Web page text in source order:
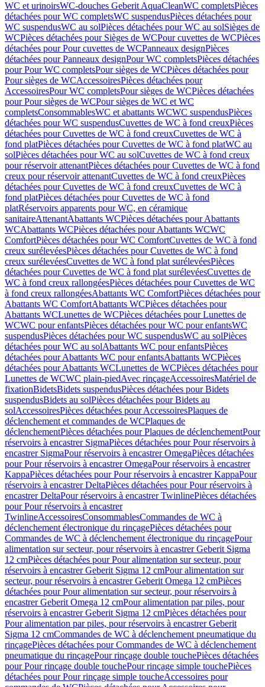
WC et urinoirsWC-douches Geberit AquaCleanWC completsPièces
détachées pour WC completsWC suspendusPièces détachées pour
WC suspendusWC au solPièces détachées pour WC au solSièges de
WCPièces détachées pour Sièges de WCPour cuvettes de WCPièces
détachées pour Pour cuvettes de WCPanneaux designPièces
détachées pour Panneaux designPour WC completsPièces détachées
pour Pour WC completsPour sièges de WCPièces détachées pour
Pour sièges de WCAccessoiresPièces détachées pour
AccessoiresPour WC completsPour sièges de WCPièces détachées
pour Pour sièges de WCPour sièges de WC et WC
completsConsommablesWC et abattants WCWC suspendusPièces
détachées pour WC suspendusCuvettes de WC à fond creuxPièces
détachées pour Cuvettes de WC à fond creuxCuvettes de WC à
fond platPièces détachées pour Cuvettes de WC à fond platWC au
solPièces détachées pour WC au solCuvettes de WC à fond creux
pour réservoir attenantPièces détachées pour Cuvettes de WC à fond
creux pour réservoir attenantCuvettes de WC à fond creuxPièces
détachées pour Cuvettes de WC à fond creuxCuvettes de WC à
fond platPièces détachées pour Cuvettes de WC à fond
platRéservoirs apparents pour WC, en céramique
sanitaireAttenantAbattants WCPièces détachées pour Abattants
WCAbattants WCPièces détachées pour Abattants WCWC
ComfortPièces détachées pour WC ComfortCuvettes de WC à fond
creux surélevéesPièces détachées pour Cuvettes de WC à fond
creux surélevéesCuvettes de WC à fond plat surélevéesPièces
détachées pour Cuvettes de WC à fond plat surélevéesCuvettes de
WC à fond creux rallongéesPièces détachées pour Cuvettes de WC
à fond creux rallongéesAbattants WC ComfortPièces détachées pour
Abattants WC ComfortAbattants WCPièces détachées pour
Abattants WCLunettes de WCPièces détachées pour Lunettes de
WCWC pour enfantsPièces détachées pour WC pour enfantsWC
suspendusPièces détachées pour WC suspendusWC au solPièces
détachées pour WC au solAbattants WC pour enfantsPièces
détachées pour Abattants WC pour enfantsAbattants WCPièces
détachées pour Abattants WCLunettes de WCPièces détachées pour
Lunettes de WCWC plain-piedAvec rinçageAccessoiresMatériel de
fixationBidetsBidets suspendusPièces détachées pour Bidets
suspendusBidets au solPièces détachées pour Bidets au
solAccessoiresPièces détachées pour AccessoiresPlaques de
déclenchement et commandes de WCPlaques de
déclenchementPièces détachées pour Plaques de déclenchementPour
réservoirs à encastrer SigmaPièces détachées pour Pour réservoirs à
encastrer SigmaPour réservoirs à encastrer OmegaPièces détachées
pour Pour réservoirs à encastrer OmegaPour réservoirs à encastrer
KappaPièces détachées pour Pour réservoirs à encastrer KappaPour
réservoirs à encastrer DeltaPièces détachées pour Pour réservoirs à
encastrer DeltaPour réservoirs à encastrer TwinlinePièces détachées
pour Pour réservoirs à encastrer
TwinlineAccessoiresConsommablesCommandes de WC à
déclenchement électronique du rinçagePièces détachées pour
Commandes de WC à déclenchement électronique du rinçagePour
alimentation sur secteur, pour réservoirs à encastrer Geberit Sigma
12 cmPièces détachées pour Pour alimentation sur secteur, pour
réservoirs à encastrer Geberit Sigma 12 cmPour alimentation sur
secteur, pour réservoirs à encastrer Geberit Omega 12 cmPièces
détachées pour Pour alimentation sur secteur, pour réservoirs à
encastrer Geberit Omega 12 cmPour alimentation par piles, pour
réservoirs à encastrer Geberit Sigma 12 cmPièces détachées pour
Pour alimentation par piles, pour réservoirs à encastrer Geberit
Sigma 12 cmCommandes de WC à déclenchement pneumatique du
rinçagePièces détachées pour Commandes de WC à déclenchement
pneumatique du rinçagePour rinçage double touchePièces détachées
pour Pour rinçage double touchePour rinçage simple touchePièces
détachées pour Pour rinçage simple toucheAccessoires pour